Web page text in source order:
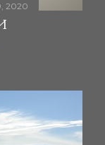
2020